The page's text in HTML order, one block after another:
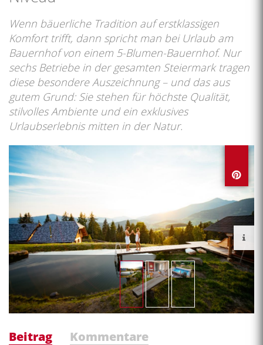
Wenn bäuerliche Tradition auf erstklassigen
Komfort trifft, dann spricht man bei Urlaub am
Bauernhof von einem 5-Blumen-Bauernhof. Nur
sechs Betriebe in der gesamten Steiermark tragen
diese besondere Auszeichnung – und das aus
gutem Grund: Sie stehen für höchste Qualität,
stilvolles Ambiente und ein exklusives
Urlaubserlebnis mitten in der Natur.
Beitrag Kommentare